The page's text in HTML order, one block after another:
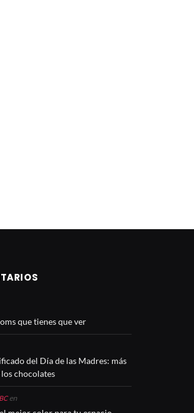
que tienes que ver
del Día de las Madres: más
chocolates
en